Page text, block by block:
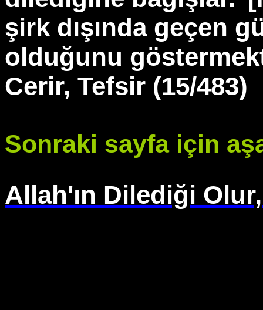
şirk dışında geçen
olduğunu
Cerir, Tefsir (15/483)
Sonraki sayfa için
Allah'ın Dilediği